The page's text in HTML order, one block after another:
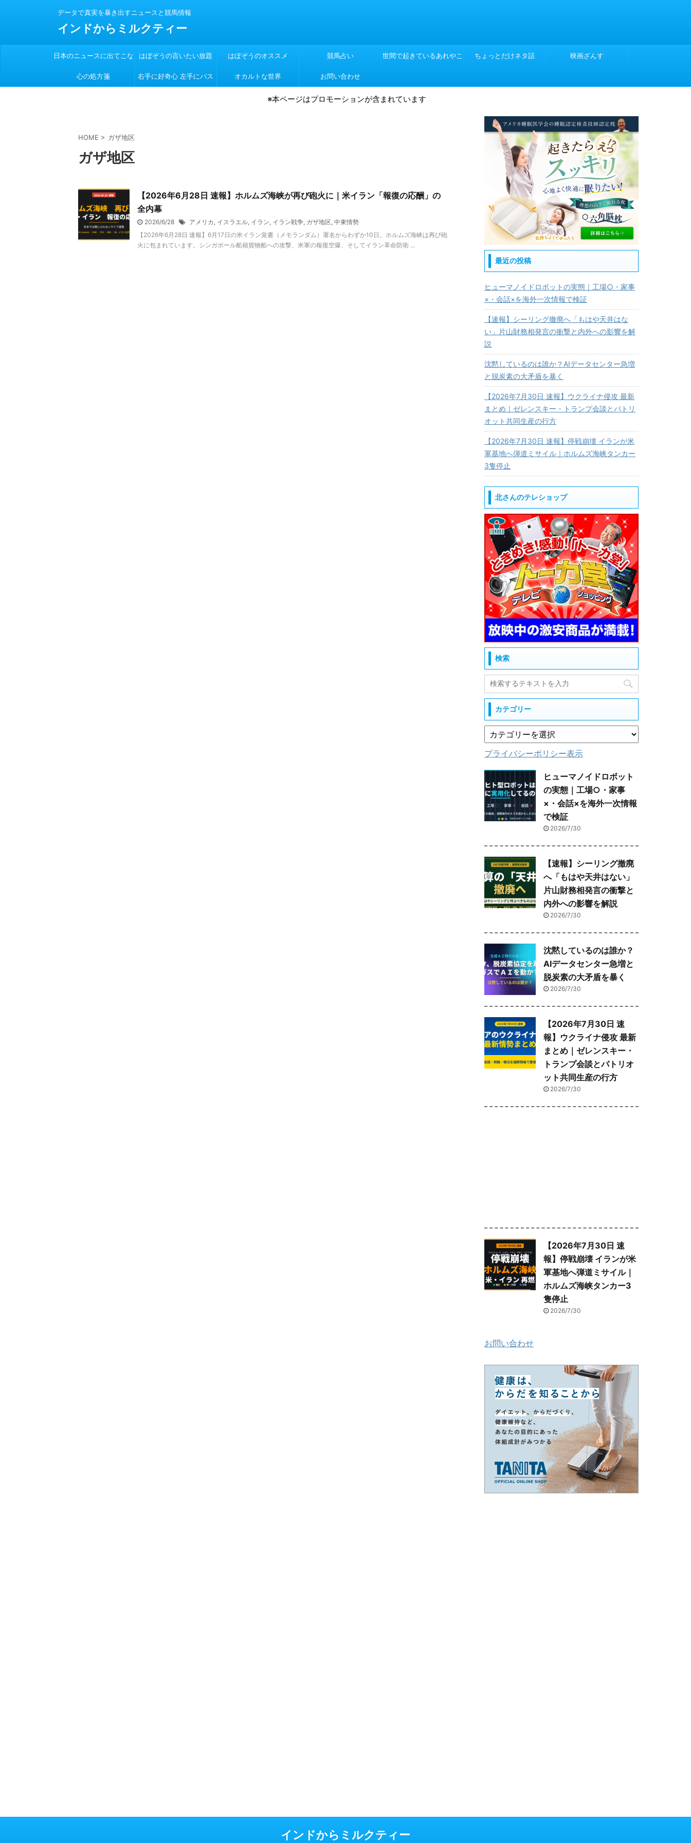
データで真実を暴き出すニュースと競馬情報
インドからミルクティー
日本のニュースに出てこな
い
はぼぞうの言いたい放題 はぼぞうのオススメ 競馬占い 世間で起きているあれやこ ちょっとだけネタ話 映画ざんす
心の処方箋 右手に好奇心 左手にパス オカルトな世界 お問い合わせ
※本ページはプロモーションが含まれています
HOME > ガザ地区
ガザ地区
【2026年6月28日 速報】ホルムズ海峡が再び砲火に｜米イラン「報復の応酬」の
全内幕
2026/6/28 アメリカ , イスラエル, イラン, イラン戦争, ガザ地区, 中東情勢
【2026年6月28日 速報】6月17日の米イラン覚書（メモランダム）署名からわずか10日。ホルムズ海峡は再び砲
火に包まれています。シンガポール船籍貨物船への攻撃、米軍の報復空爆、そしてイラン革命防衛 ...
最近の投稿
ヒューマノイドロボットの実態｜工場○・家事
×・会話×を海外一次情報で検証
【速報】シーリング撤廃へ「もはや天井はな
い」片山財務相発言の衝撃と内外への影響を解
説
沈黙しているのは誰か？AIデータセンター急増
と脱炭素の大矛盾を暴く
【2026年7月30日 速報】ウクライナ侵攻 最新
まとめ｜ゼレンスキー・トランプ会談とパトリ
オット共同生産の行方
【2026年7月30日 速報】停戦崩壊 イランが米
軍基地へ弾道ミサイル｜ホルムズ海峡タンカー
3隻停止
北さんのテレショップ
検索
カテゴリー
プライバシーポリシー表示
ヒューマノイドロボット
の実態｜工場○・家事
×・会話×を海外一次情報
で検証
2026/7/30
【速報】シーリング撤廃
へ「もはや天井はない」
片山財務相発言の衝撃と
内外への影響を解説
2026/7/30
沈黙しているのは誰か？
AIデータセンター急増と
脱炭素の大矛盾を暴く
2026/7/30
【2026年7月30日 速
報】ウクライナ侵攻 最新
まとめ｜ゼレンスキー・
トランプ会談とパトリオ
ット共同生産の行方
2026/7/30
【2026年7月30日 速
報】停戦崩壊 イランが米
軍基地へ弾道ミサイル｜
ホルムズ海峡タンカー3
隻停止
2026/7/30
お問い合わせ
インドからミルクティー